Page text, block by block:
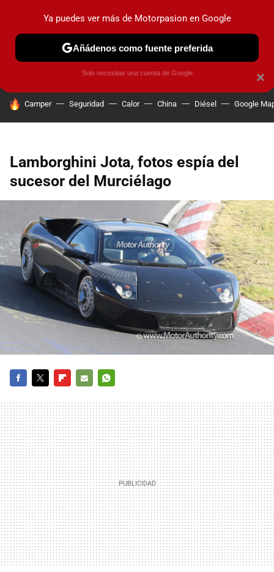
PRUEBAS COCHES ELÉCTRICOS OBSERVATORIO
HOY SE HABLA DE
Camper Seguridad Calor China Diésel Google
Lamborghini Jota, fotos espía del
sucesor del Murciélago
MAIL
×
Ya puedes ver más de Motorpasion en Google
Añádenos como fuente preferida
Solo necesitas una cuenta de Google